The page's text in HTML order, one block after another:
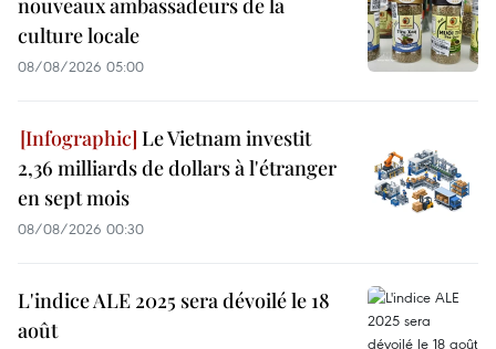
culture locale
08/08/2026 05:00
Le Vietnam investit
2,36 milliards de dollars à l'étranger
en sept mois
08/08/2026 00:30
L'indice ALE 2025 sera dévoilé le 18
août